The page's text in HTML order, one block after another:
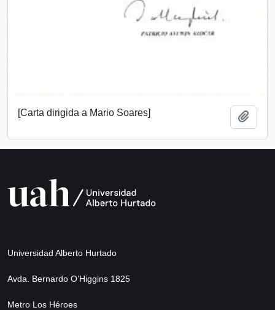
[Carta dirigida a Mario Soares]
Universidad Alberto Hurtado
Avda. Bernardo O’Higgins 1825
Metro Los Héroes